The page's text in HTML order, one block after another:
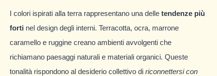
I colori ispirati alla terra rappresentano una delle tendenze più
forti nel design degli interni. Terracotta, ocra, marrone
caramello e ruggine creano ambienti avvolgenti che
richiamano paesaggi naturali e materiali organici. Queste
tonalità rispondono al desiderio collettivo di riconnettersi con